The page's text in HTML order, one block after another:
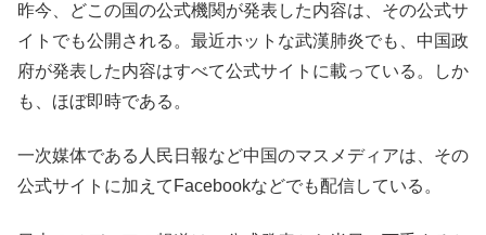
昨今、どこの国の公式機関が発表した内容は、その公式サ
イトでも公開される。最近ホットな武漢肺炎でも、中国政
府が発表した内容はすべて公式サイトに載っている。しか
も、ほぼ即時である。
一次媒体である人民日報など中国のマスメディアは、その
公式サイトに加えてFacebookなどでも配信している。